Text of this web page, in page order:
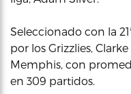
Seleccionado con la
por los Grizzlies,
Memphis, con
en 309 partidos.